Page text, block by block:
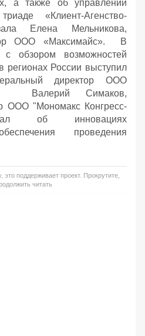
а также об управлении
«Клиент-Агенство-
Елена Мельникова,
ООО «Максимайс». В
обзором возможностей
регионах России выступил
директор ООО
Валерий Симаков,
ООО "Мономакс Конгресс-
об инновациях
проведения
поддерживает проект. Прокрутите,
читать